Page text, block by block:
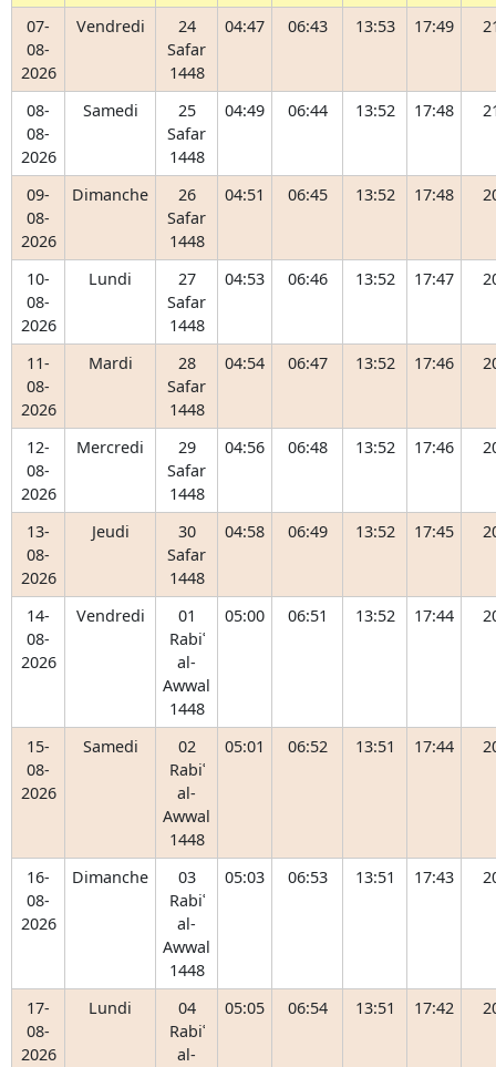
07-
08-
2026
Vendredi
24
Safar
1448
04:47 06:43 13:53 17:49
08-
08-
2026
Samedi
25
Safar
1448
04:49 06:44 13:52 17:48
09-
08-
2026
Dimanche
26
Safar
1448
04:51 06:45 13:52 17:48
10-
08-
2026
Lundi
27
Safar
1448
04:53 06:46 13:52 17:47
11-
08-
2026
Mardi
28
Safar
1448
04:54 06:47 13:52 17:46
12-
08-
2026
Mercredi
29
Safar
1448
04:56 06:48 13:52 17:46
13-
08-
2026
Jeudi
30
Safar
1448
04:58 06:49 13:52 17:45
14-
08-
2026
Vendredi
01
Rabiʿ
al-
Awwal
1448
05:00 06:51 13:52 17:44
15-
08-
2026
Samedi
02
Rabiʿ
al-
Awwal
1448
05:01 06:52 13:51 17:44
16-
08-
2026
Dimanche
03
Rabiʿ
al-
Awwal
1448
05:03 06:53 13:51 17:43
17-
08-
2026
Lundi
04
Rabiʿ
al-
05:05 06:54 13:51 17:42